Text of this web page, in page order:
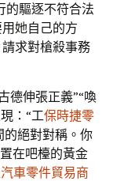
的驅逐不符合法
她自己的方
求對槍殺事務
德伸張正義”“喚
：“工保時捷零
的絕對對稱。你
在吧檯的黃金
汽車零件貿易商